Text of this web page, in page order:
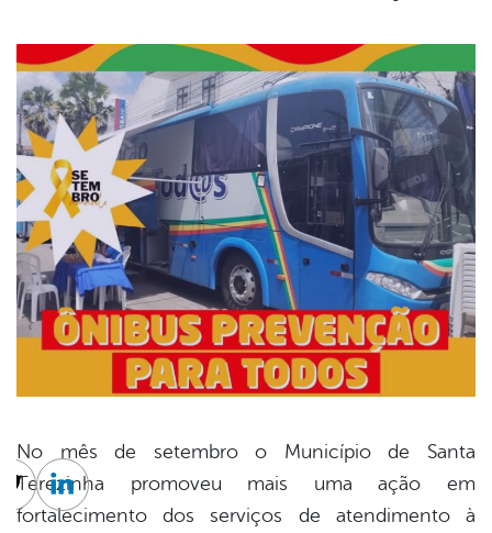
No mês de setembro o Município de Santa
Terezinha promoveu mais uma ação em
fortalecimento dos serviços de atendimento à
Twitter
Linkedin